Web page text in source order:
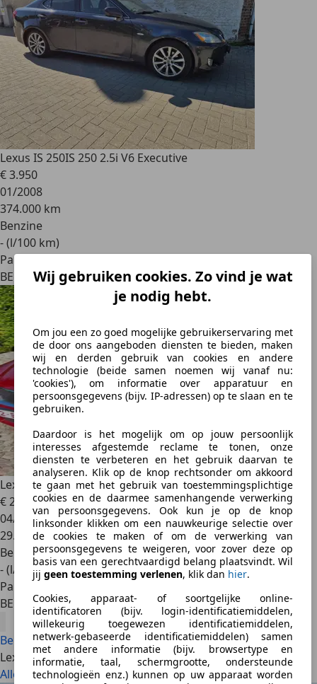
Wij gebruiken cookies. Zo vind je wat
je nodig hebt.
Om jou een zo goed mogelijke gebruikerservaring met
de door ons aangeboden diensten te bieden, maken
wij en derden gebruik van cookies en andere
technologie (beide samen noemen wij vanaf nu:
'cookies'), om informatie over apparatuur en
persoonsgegevens (bijv. IP-adressen) op te slaan en te
gebruiken.
Daardoor is het mogelijk om op jouw persoonlijk
interesses afgestemde reclame te tonen, onze
diensten te verbeteren en het gebruik daarvan te
analyseren. Klik op de knop rechtsonder om akkoord
te gaan met het gebruik van toestemmingsplichtige
cookies en de daarmee samenhangende verwerking
van persoonsgegevens. Ook kun je op de knop
linksonder klikken om een nauwkeurige selectie over
de cookies te maken of om de verwerking van
persoonsgegevens te weigeren, voor zover deze op
basis van een gerechtvaardigd belang plaatsvindt. Wil
jij geen toestemming verlenen, klik dan hier.
Cookies, apparaat- of soortgelijke online-
identificatoren (bijv. login-identificatiemiddelen,
willekeurig toegewezen identificatiemiddelen,
netwerk-gebaseerde identificatiemiddelen) samen
met andere informatie (bijv. browsertype en
informatie, taal, schermgrootte, ondersteunde
technologieën enz.) kunnen op uw apparaat worden
Lexus IS 250IS 250 2.5i V6 Executive
€ 3.950
01/2008
374.000 km
Benzine
- (l/100 km)
Particulier
BE 1360
Lexus IS 250IS-C 250C Luxury Pack
€ 25.000
04/2011
29.800 km
Benzine
- (l/100 km)
Particulier
BE 3770
Bekijk alles
Lexus: De nieuwste artikels
Alles bekijken